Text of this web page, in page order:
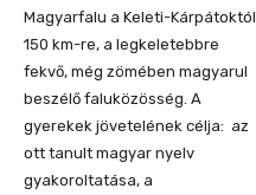
Magyarfalu a Keleti-Kárpátoktól
150 km-re, a legkeletebbre
fekvő, még zömében magyarul
beszélő faluközösség. A
gyerekek jövetelének célja: az
ott tanult magyar nyelv
gyakoroltatása, a